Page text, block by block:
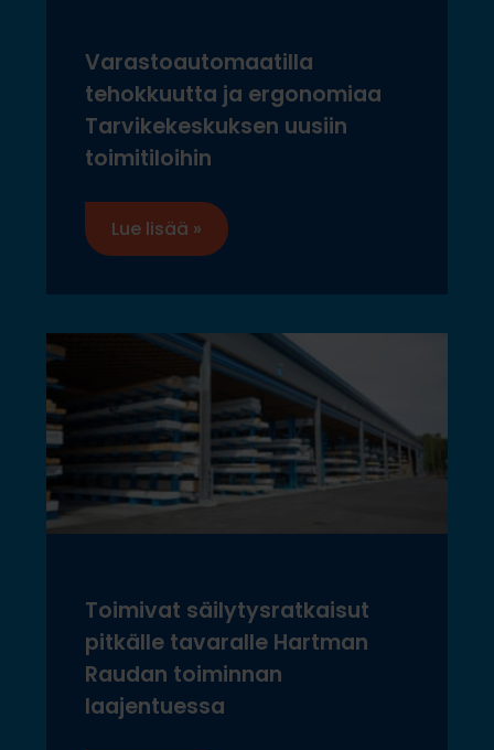
Varastoautomaatilla
tehokkuutta ja ergonomiaa
Tarvikekeskuksen uusiin
toimitiloihin
Lue lisää »
Toimivat säilytysratkaisut
pitkälle tavaralle Hartman
Raudan toiminnan
laajentuessa